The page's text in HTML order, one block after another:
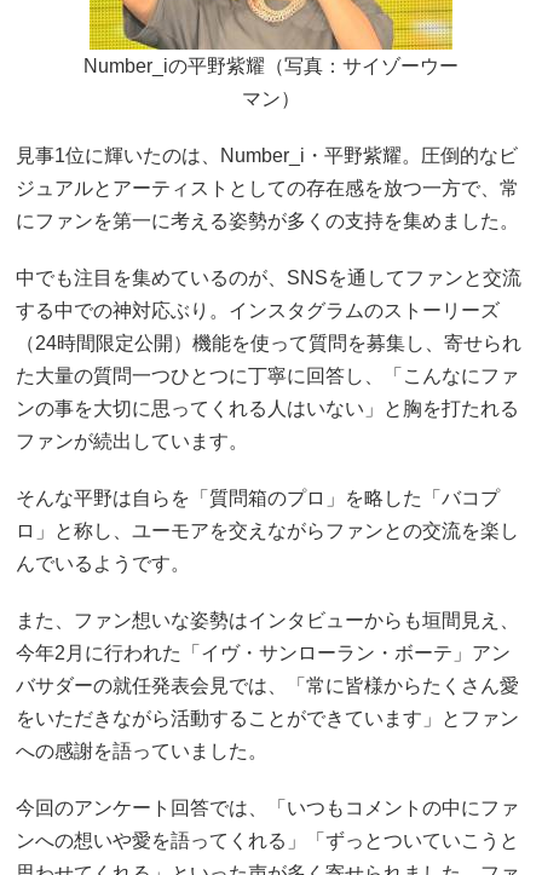
Number_iの平野紫耀（写真：サイゾーウー
マン）
見事1位に輝いたのは、Number_i・平野紫耀。圧倒的なビ
ジュアルとアーティストとしての存在感を放つ一方で、常
にファンを第一に考える姿勢が多くの支持を集めました。
中でも注目を集めているのが、SNSを通してファンと交流
する中での神対応ぶり。インスタグラムのストーリーズ
（24時間限定公開）機能を使って質問を募集し、寄せられ
た大量の質問一つひとつに丁寧に回答し、「こんなにファ
ンの事を大切に思ってくれる人はいない」と胸を打たれる
ファンが続出しています。
そんな平野は自らを「質問箱のプロ」を略した「バコプ
ロ」と称し、ユーモアを交えながらファンとの交流を楽し
んでいるようです。
また、ファン想いな姿勢はインタビューからも垣間見え、
今年2月に行われた「イヴ・サンローラン・ボーテ」アン
バサダーの就任発表会見では、「常に皆様からたくさん愛
をいただきながら活動することができています」とファン
への感謝を語っていました。
今回のアンケート回答では、「いつもコメントの中にファ
ンへの想いや愛を語ってくれる」「ずっとついていこうと